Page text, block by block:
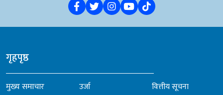
गृहपृष्ठ
मुख्य समाचार
उर्जा
वित्तीय सूचना